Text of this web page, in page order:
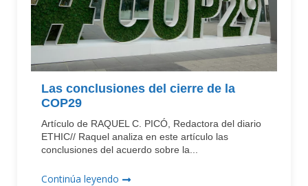
Las conclusiones del cierre de la
COP29
Artículo de RAQUEL C. PICÓ, Redactora del diario
ETHIC// Raquel analiza en este artículo las
conclusiones del acuerdo sobre la...
Continúa leyendo